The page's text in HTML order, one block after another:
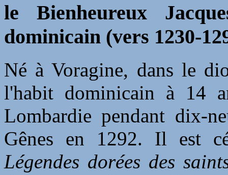
le Bienheureux
dominicain (vers 1230-
Né à Voragine, dans le
l'habit dominicain à 14
Lombardie pendant dix-
Gênes en 1292. Il est
Légendes dorées des